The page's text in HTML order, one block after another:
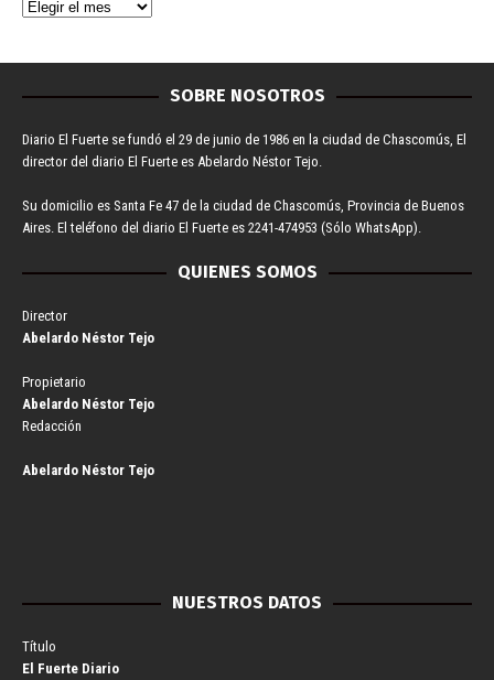
SOBRE NOSOTROS
Diario El Fuerte se fundó el 29 de junio de 1986 en la ciudad de Chascomús, El
director del diario El Fuerte es Abelardo Néstor Tejo.
Su domicilio es Santa Fe 47 de la ciudad de Chascomús, Provincia de Buenos
Aires. El teléfono del diario El Fuerte es 2241-474953 (Sólo WhatsApp).
QUIENES SOMOS
Director
Abelardo Néstor Tejo
Propietario
Abelardo Néstor Tejo
Redacción
Abelardo Néstor Tejo
NUESTROS DATOS
Título
El Fuerte Diario